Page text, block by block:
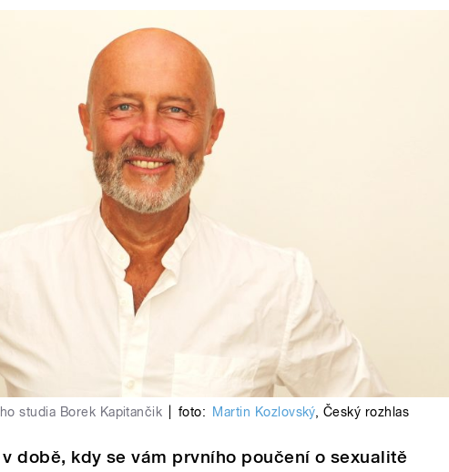
studia Borek Kapitančik foto: Martin Kozlovský, Český rozhlas
době, kdy se vám prvního poučení o sexualitě